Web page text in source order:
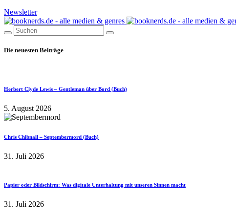
Newsletter
Die neuesten Beiträge
Herbert Clyde Lewis – Gentleman über Bord (Buch)
5. August 2026
Chris Chibnall – Septembermord (Buch)
31. Juli 2026
Papier oder Bildschirm: Was digitale Unterhaltung mit unseren Sinnen macht
31. Juli 2026